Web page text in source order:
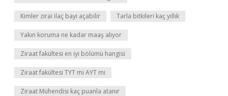
Kimler zirai ilaç bayi açabilir Tarla bitkileri kaç yıllık
Yakın koruma ne kadar maaş alıyor
Ziraat fakültesi en iyi bölümü hangisi
Ziraat fakültesi TYT mi AYT mi
Ziraat Mühendisi kaç puanla atanır